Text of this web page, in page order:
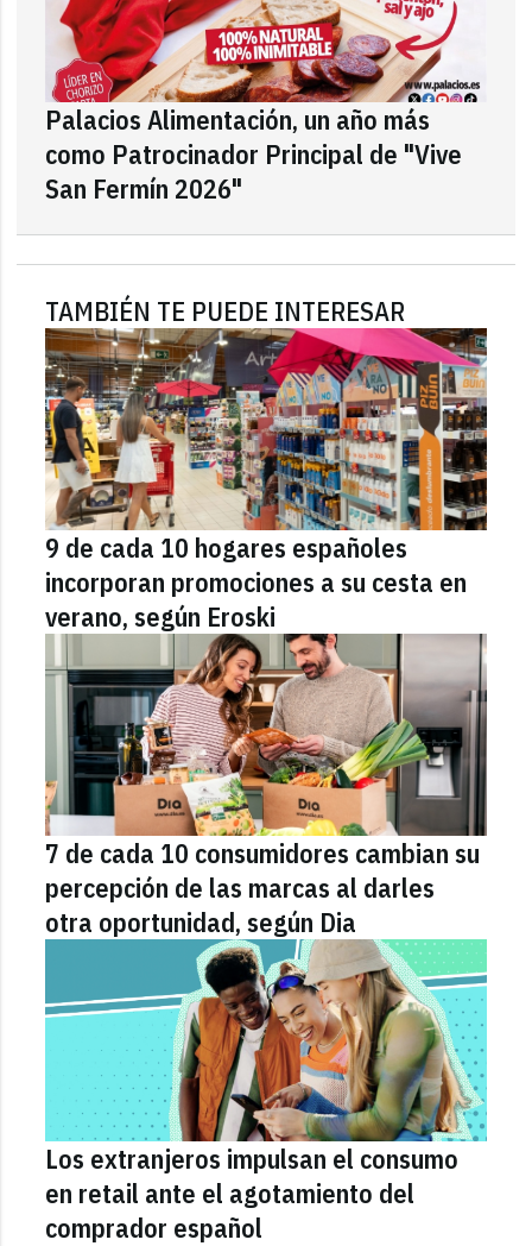
Palacios Alimentación, un año más
como Patrocinador Principal de "Vive
San Fermín 2026"
TAMBIÉN TE PUEDE INTERESAR
9 de cada 10 hogares españoles
incorporan promociones a su cesta en
verano, según Eroski
7 de cada 10 consumidores cambian su
percepción de las marcas al darles
otra oportunidad, según Dia
Los extranjeros impulsan el consumo
en retail ante el agotamiento del
comprador español